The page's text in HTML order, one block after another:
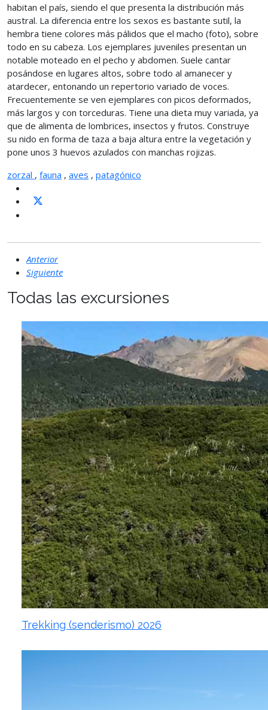
habitan el país, siendo el que presenta la distribución más
austral. La diferencia entre los sexos es bastante sutil, la
hembra tiene colores más pálidos que el macho (foto), sobre
todo en su cabeza. Los ejemplares juveniles presentan un
notable moteado en el pecho y abdomen. Suele cantar
posándose en lugares altos, sobre todo al amanecer y
atardecer, entonando un repertorio variado de voces.
Frecuentemente se ven ejemplares con picos deformados,
más largos y con torceduras. Tiene una dieta muy variada, ya
que de alimenta de lombrices, insectos y frutos. Construye
su nido en forma de taza a baja altura entre la vegetación y
pone unos 3 huevos azulados con manchas rojizas.
zorzal , fauna , aves , patagónico
Anterior
Siguiente
Todas las excursiones
Trekking (senderismo) 2026